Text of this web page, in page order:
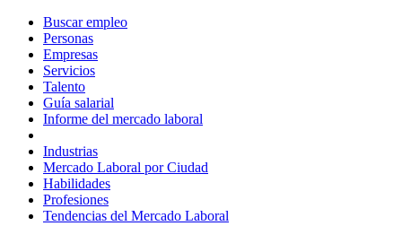
Buscar empleo
Personas
Empresas
Servicios
Talento
Guía salarial
Informe del mercado laboral
Industrias
Mercado Laboral por Ciudad
Habilidades
Profesiones
Tendencias del Mercado Laboral